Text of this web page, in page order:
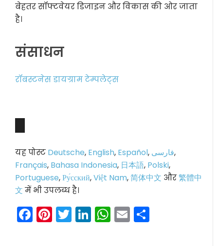
बेहतर सॉफ्टवेयर डिजाइन और विकास की ओर जाता
है।
संसाधन
रॉबस्टनेस डायग्राम टेम्पलेट्स
यह पोस्ट Deutsche, English, Español, فارسی,
Français, Bahasa Indonesia, 日本語, Polski,
Portuguese,Ру́сский,Việt Nam,简体中文 और繁體中
文 में भी उपलब्ध है।
Facebook
Pinterest
Twitter
LinkedIn
WhatsApp
Email